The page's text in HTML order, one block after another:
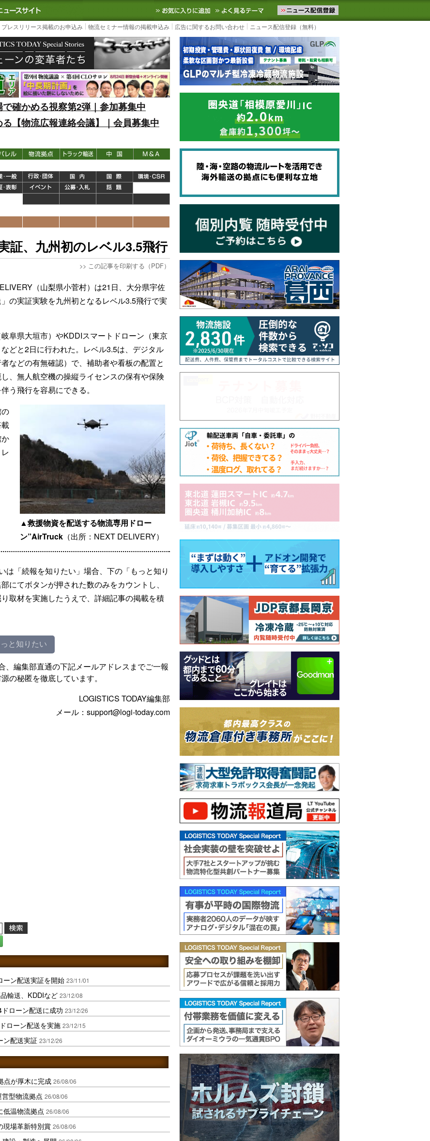
｜国内最大の物流ニュースサイト3PL, SCMなど国内外の最新の物流ニュースをお届けします。物流ニュースメール配信を登録す
お気に入りに追加 よく見るテーマ
レスリリース掲載のお申込み 物流セミナー情報の掲載申込み 広告に関するお問い合わせ ニュース配信登録（無料）
確かめる視察第2弾｜参加募集中
【物流広報連絡会議】｜会員募集中
証、九州初のレベル3.5飛行
>> この記事を印刷する（PDF）
（山梨県小菅村）は21日、大分県宇佐
の実証実験を九州初となるレベル3.5飛行で実
阜県大垣市）やKDDIスマートドローン（東京
どと2日に行われた。レベル3.5は、デジタル
などの有無確認）で、補助者や看板の配置と
、無人航空機の操縦ライセンスの保有や保険
う飛行を容易にできる。
▲救援物資を配送する物流専用ドロー
ン”AirTruck （出所：NEXT DELIVERY）
は「続報を知りたい」場合、下の「もっと知り
にてボタンが押された数のみをカウントし、
取材を実施したうえで、詳細記事の掲載を積
っと知りたい
、編集部直通の下記メールアドレスまでご一報
の秘匿を徹底しています。
LOGISTICS TODAY編集部
メール：support@logi-today.com
ーン配送実証を開始 23/11/01
輸送、KDDIなど 23/12/08
ローン配送に成功 23/12/26
ローン配送を実施 23/12/15
ン配送実証 23/12/26
点が厚木に完成 26/08/06
型物流拠点 26/08/06
低温物流拠点 26/08/06
現場革新特別賞 26/08/06